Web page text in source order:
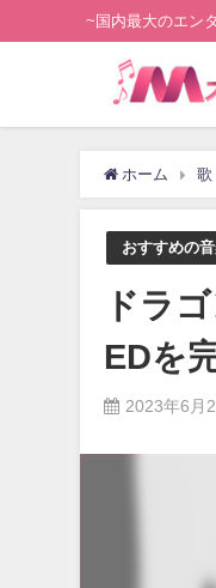
~国内最大のエン
ホーム 歌
おすすめの
ドラ
EDを
2023年6月